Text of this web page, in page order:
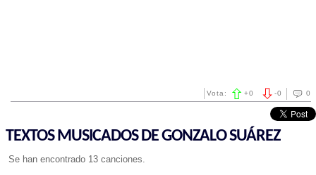
0
-0
Vota: +0
TEXTOS MUSICADOS DE GONZALO SUÁREZ
Se han encontrado 13 canciones.